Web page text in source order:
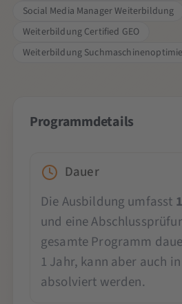
Social Media Manager Weiterbildung
Weiterbildung Certified GEO
Weiterbildung
Programmdetails
Dauer
Die Ausbildung umfasst
und eine
gesamte Programm
1 Jahr, kann aber auch
absolviert werden.